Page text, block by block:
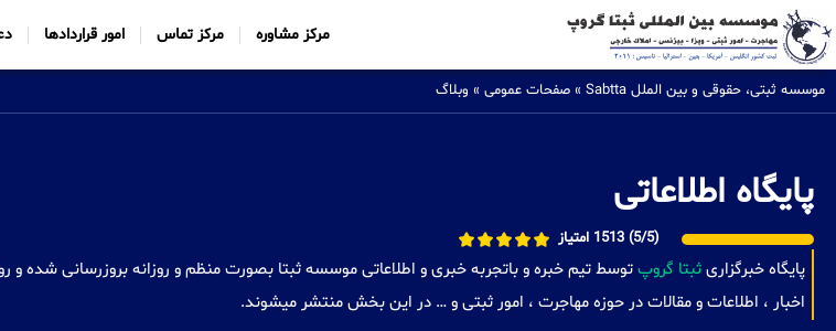
مرکز مشاوره مرکز تماس امور قراردادها
موسسه ثبتی، حقوقی و بین الملل Sabtta » صفحات عمومی » وبلاگ
پایگاه اطلاعاتی
(5/5) 1513 امتیاز
پایگاه خبرگزاریثبتا گروپتوسط تیم خبره و باتجربه خبری و اطلاعاتی موسسه ثبتا بصورت منظم و روزانه بروزرسانی شده و
اخبار ، اطلاعات و مقالات در حوزه مهاجرت ، امور ثبتی و … در این بخش منتشر میشوند.